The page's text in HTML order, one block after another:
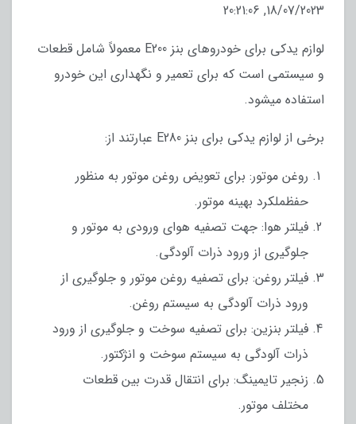
18/07/2023, 20:21:06
لوازم یدکی برای خودروهای بنز E200 معمولاً شامل قطعات
و سیستمی است که برای تعمیر و نگهداری این خودرو
استفاده میشود.
برخی از لوازم یدکی برای بنز E280 عبارتند از:
روغن موتور: برای تعویض روغن موتور به منظور
حفظملکرد بهینه موتور.
فیلتر هوا: جهت تصفیه هوای ورودی به موتور و
جلوگیری از ورود ذرات آلودگی.
فیلتر روغن: برای تصفیه روغن موتور و جلوگیری از
ورود ذرات آلودگی به سیستم روغن.
فیلتر بنزین: برای تصفیه سوخت و جلوگیری از ورود
ذرات آلودگی به سیستم سوخت و انژکتور.
زنجیر تایمینگ: برای انتقال قدرت بین قطعات
مختلف موتور.